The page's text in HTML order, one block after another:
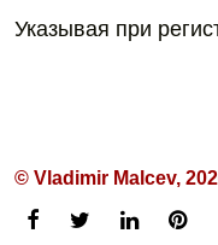
Указывая при
© Vladimir Malcev,